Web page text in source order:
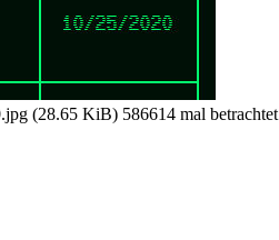
(28.65 KiB) 586614 mal betrachtet